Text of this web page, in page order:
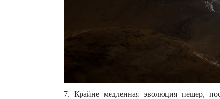
7. Крайне медленная эволюция пещер,